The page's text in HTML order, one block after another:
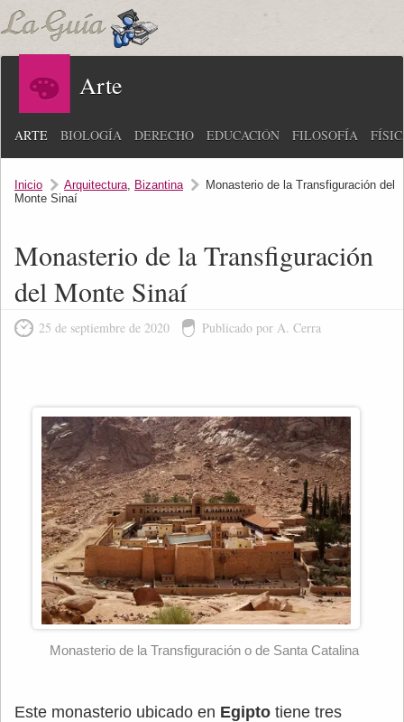
Arte
ARTE BIOLOGÍA DERECHO EDUCACIÓN FILOSOFÍA
Inicio Arquitectura, Bizantina
Monasterio de la Transfiguración del
Monte Sinaí
Monasterio de la Transfiguración
del Monte Sinaí
25 de septiembre de 2020 Publicado por A. Cerra
Monasterio de la Transfiguración o de Santa Catalina
Este monasterio ubicado en Egipto tiene tres